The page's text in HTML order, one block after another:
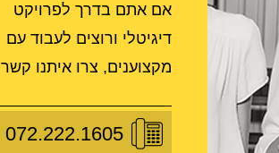
אם אתם בדרך לפרויקט
דיגיטלי ורוצים לעבוד עם
מקצוענים, צרו איתנו קשר
072.222.1605